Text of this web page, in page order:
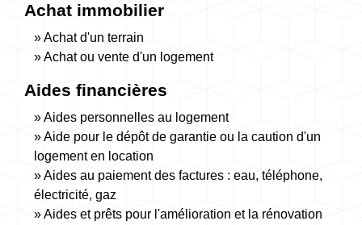
Achat immobilier
Achat d'un terrain
Achat ou vente d'un logement
Aides financières
Aides personnelles au logement
Aide pour le dépôt de garantie ou la caution d'un
logement en location
Aides au paiement des factures : eau, téléphone,
électricité, gaz
Aides et prêts pour l'amélioration et la rénovation